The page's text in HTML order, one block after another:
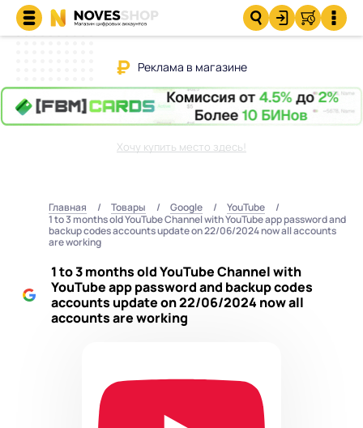
Реклама в магазине
Хочу купить место здесь!
Главная Товары Google
YouTube
1 to 3 months old YouTube Channel with YouTube app password and
backup codes accounts update on 22/06/2024 now all accounts
are working
1 to 3 months old YouTube Channel with
YouTube app password and backup codes
accounts update on 22/06/2024 now all
accounts are working